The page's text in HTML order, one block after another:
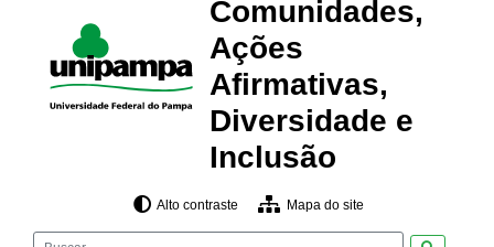
Comunidades,
Ações
Afirmativas,
Diversidade e
Inclusão
Alto contraste Mapa do site